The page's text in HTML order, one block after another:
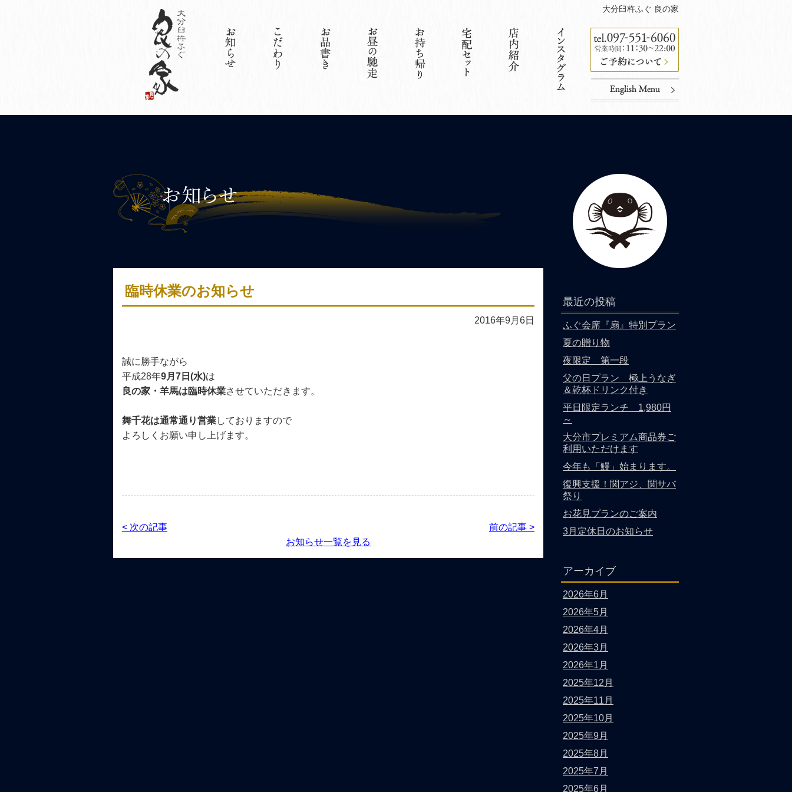
大分臼杵ふぐ 良の家
臨時休業のお知らせ
2016年9月6日
誠に勝手ながら
平成28年9月7日(水)は
良の家・羊馬は臨時休業させていただきます。
舞千花は通常通り営業しておりますので
よろしくお願い申し上げます。
< 次の記事
前の記事 >
お知らせ一覧を見る
最近の投稿
ふぐ会席『扇』特別プラン
夏の贈り物
夜限定 第一段
父の日プラン 極上うなぎ
＆乾杯ドリンク付き
平日限定ランチ 1,980円
～
大分市プレミアム商品券ご
利用いただけます
今年も「鰻」始まります。
復興支援！関アジ、関サバ
祭り
お花見プランのご案内
3月定休日のお知らせ
アーカイブ
2026年6月
2026年5月
2026年4月
2026年3月
2026年1月
2025年12月
2025年11月
2025年10月
2025年9月
2025年8月
2025年7月
2025年6月